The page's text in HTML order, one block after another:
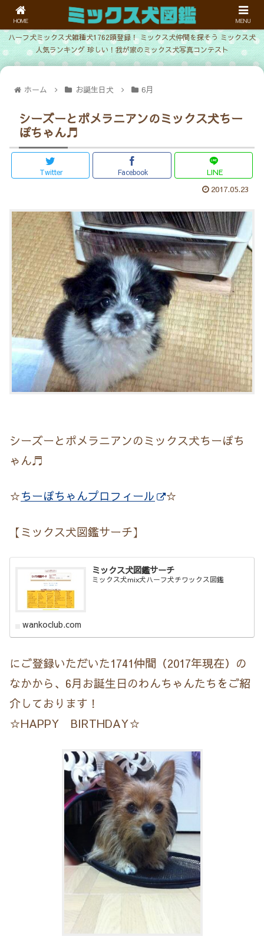
ハーフ犬ミックス犬雑種犬1762頭登録！ ミックス犬仲間を探そう ミックス犬
人気ランキング 珍しい！我が家のミックス犬写真コンテスト
ホーム お誕生日犬 6月
シーズーとポメラニアンのミックス犬ちー
ぽちゃん♬
Twitter Facebook LINE
2017.05.23
シーズーとポメラニアンのミックス犬ちーぽち
ゃん♬
☆ちーぽちゃんプロフィール ☆
【ミックス犬図鑑サーチ】
ミックス犬図鑑サーチ
ミックス犬mix犬ハーフ犬チワックス図鑑
wankoclub.com
にご登録いただいた1741仲間（2017年現在）の
なかから、6月お誕生日のわんちゃんたちをご紹
介しております！
☆HAPPY BIRTHDAY☆
HOME MENU